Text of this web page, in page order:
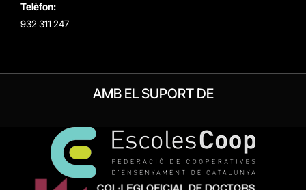
Telèfon:
932 311 247
AMB EL SUPORT DE